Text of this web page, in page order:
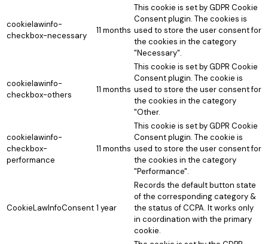
cookielawinfo-
checkbox-necessary
11 months
This cookie is set by GDPR Cookie
Consent plugin. The cookies is
used to store the user consent for
the cookies in the category
"Necessary".
cookielawinfo-
checkbox-others
11 months
This cookie is set by GDPR Cookie
Consent plugin. The cookie is
used to store the user consent for
the cookies in the category
"Other.
cookielawinfo-
checkbox-
performance
11 months
This cookie is set by GDPR Cookie
Consent plugin. The cookie is
used to store the user consent for
the cookies in the category
"Performance".
CookieLawInfoConsent 1 year
Records the default button state
of the corresponding category &
the status of CCPA. It works only
in coordination with the primary
cookie.